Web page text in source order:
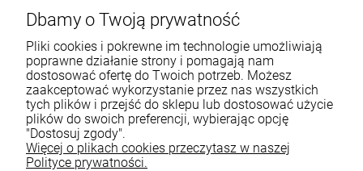
VOICESHOP.PL
ZAKUPY
Dbamy o Twoją prywatność
Pliki cookies i pokrewne im technologie umożliwiają
poprawne działanie strony i pomagają nam
dostosować ofertę do Twoich potrzeb. Możesz
zaakceptować wykorzystanie przez nas wszystkich
tych plików i przejść do sklepu lub dostosować użycie
plików do swoich preferencji, wybierając opcję
"Dostosuj zgody".
Więcej o plikach cookies przeczytasz w naszej
Polityce prywatności.